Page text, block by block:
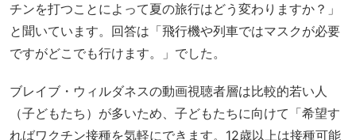
チンを打つことによって夏の旅行はどう変わりますか？」
と聞いています。回答は「飛行機や列車ではマスクが必要
ですがどこでも行けます。」でした。
ブレイブ・ウィルダネスの動画視聴者層は比較的若い人
（子どもたち）が多いため、子どもたちに向けて「希望す
ればワクチン接種を気軽にできます。12歳以上は接種可能